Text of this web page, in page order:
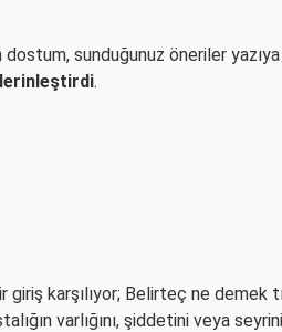
sunduğunuz öneriler yazıya
.
giriş karşılıyor; Belirteç ne demek
varlığını, şiddetini veya